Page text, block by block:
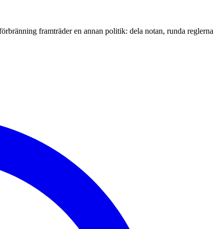
framträder en annan politik: dela notan, runda reglerna